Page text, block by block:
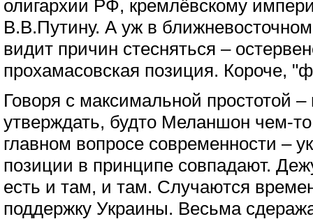
олигархии РФ, кремлёвскому
В.В.Путину. А уж в
видит причин стесняться –
прохамасовская позиция. Короче,
Говоря с максимальной простотой –
утверждать, будто Меланшон чем-
главном вопросе современности –
позиции в принципе совпадают.
есть и там, и там. Случаются
поддержку Украины. Весьма